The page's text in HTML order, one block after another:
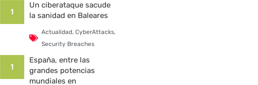
1
Un ciberataque sacude
la sanidad en Baleares
Actualidad, CyberAttacks,
Security Breaches
1
España, entre las
grandes potencias
mundiales en